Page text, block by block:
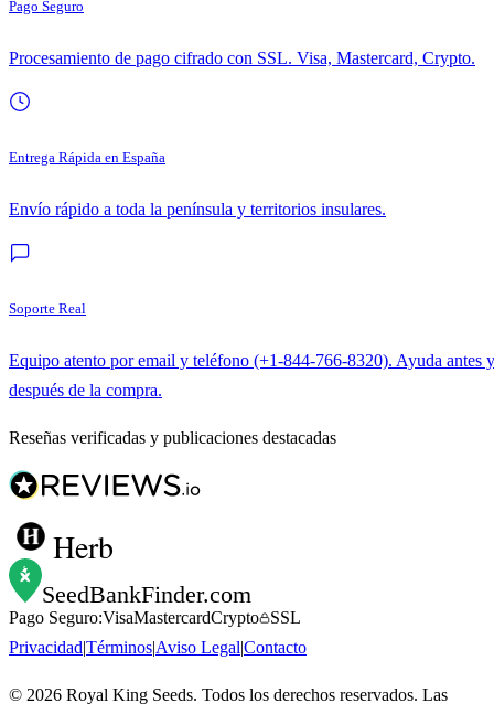
Pago Seguro
Procesamiento de pago cifrado con SSL. Visa, Mastercard, Crypto.
Entrega Rápida en España
Envío rápido a toda la península y territorios insulares.
Soporte Real
Equipo atento por email y teléfono (+1-844-766-8320). Ayuda antes y
después de la compra.
Reseñas verificadas y publicaciones destacadas
Herb
SeedBankFinder.com
Pago Seguro:VisaMastercardCrypto
SSL
PrivacidadTérminosAviso LegalContacto
© 2026 Royal King Seeds. Todos los derechos reservados. Las